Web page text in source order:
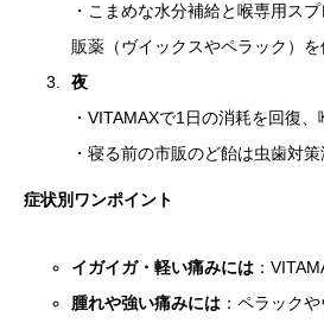
・こまめな水分補給と喉専用ス
販薬（ヴイックスやペラック）を
夜
・VITAMAXで1日の消耗を回復、
・寝る前の市販のど飴は虫歯対策
症状別ワンポイント
イガイガ・軽い痛みには ：
腫れや強い痛みには ：ペラック